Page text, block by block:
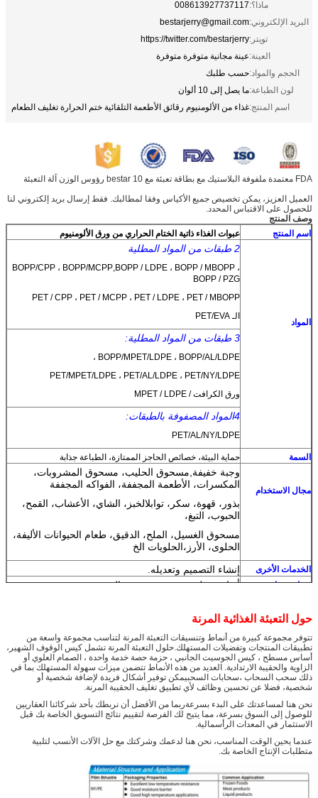
ماذا؟:008613927737117
البريد الإلكتروني:bestarjerry@gmail.com
تويتر:https://twitter.com/bestarjerry
العينة:عينة مجانية متوفرة متوفرة
الحجم والمواد:حسب طلبك
لون الطباعة:ما يصل إلى 10 ألوان
اسم المنتج:غذاء من الألومنيوم رقائق الأطعمة التلقائية ختم الحرارة تغليف الطعام
FDA معتمدة ملفوفة البلاستيك مع بطاقة تعبئة مع bestar 10 رؤوس الوزن آلة التعبئة
العميل العزيز، يمكن تخصيص جميع الأكياس وفقا لمطالبك. فقط إرسال بريد إلكتروني لنا
للحصول على الاقتباس المحدد.
وصف المنتج
اسم المنتج
عبوات الغذاء ذاتية الختام الحراري من ورق الألومنيوم
المواد
2 طبقات من المواد المطلية
BOPP/CPP ، BOPP/MCPP BOPP / LDPE ، BOPP / MBOPP ،
BOPP / PZG
PET / CPP ، PET / MCPP ، PET / LDPE ، PET / MBOPP
الـ PET/EVA
3 طبقات من المواد المطلية:
BOPP/MPET/LDPE ، BOPP/AL/LDPE ،
PET/MPET/LDPE ، PET/AL/LDPE ، PET/NY/LDPE
ورق الكرافت / MPET / LDPE
4المواد المصفوفة بالطبقات:
PET/AL/NY/LDPE
السمة حماية البيئة، خصائص الحاجز الممتازة، الطباعة جذابة
مجال الاستخدام
وجبة خفيفة مسحوق الحليب، مسحوق المشروبات،
المكسرات، الأطعمة المجففة، الفواكه المجففة
بذور، قهوة، سكر، توابلالخبز، الشاي، الأعشاب، القمح،
الحبوب، التبغ،
مسحوق الغسيل، الملح، الدقيق، طعام الحيوانات الأليفة،
الحلوى، الأرز،الحلويات الخ
الخدمات الأخرى إنشاء التصميم وتعديله.
عينات مجانية أنواع مختلفة متوفرة مع جمع الشحن
ملاحظة
الخاصة بك، لذلك يرجى
من فضلكم أخبرونا المادة، السماكة، الحجم، لون الطباعة
والمتطلبات الأخرى التي تفضلهاوسيتم تقديم العرض
الخاص
إذا كنت لا تعرف المعلومات التفصيلية، يمكننا أن
نعطيك اقتراحات.
2)يمكننا توفير
عينات مماثلة مجانية، لكنرسوم العينة
الدقيقة المطلوبة
وقت التسليم: 20~25 يوماً سنبذل قصارى جهدنا لنقص الوقت
حول التعبئة الغذائية المرنة
تتوفر مجموعة كبيرة من أنماط وتنسيقات التعبئة المرنة لتناسب مجموعة واسعة من
تطبيقات المنتجات وتفضيلات المستهلك.حلول التعبئة المرنة تشمل كيس الوقوف الشهير،
أساس مسطح ، كيس الجوسيت الجانبي ، حزمة حصة خدمة واحدة ، الصمام العلوي أو
الزاوية والحقيبة الارتدادية. العديد من هذه الأنماط تتضمن ميزات سهولة المستهلك بما في
ذلك سحب السحاب ،سحابات السحبيمكن توفير أشكال فريدة لإضافة شخصية أو
شخصية، فضلا عن تحسين وظائف لأي تطبيق تغليف الحقيبة المرنة.
نحن هنا لمساعدتك على البدء بسرعةربما من الأفضل أن نربطك بأحد شركائنا العقاريين
للوصول إلى السوق بسرعة، مما يتيح لك الفرصة لتقييم نتائج التسويق الخاصة بك قبل
الاستثمار في المعدات الرأسمالية.
عندما يحين الوقت المناسب، نحن هنا لدعمك وشركتك مع حل الآلات الأنسب لتلبية
متطلبات الإنتاج الخاصة بك.